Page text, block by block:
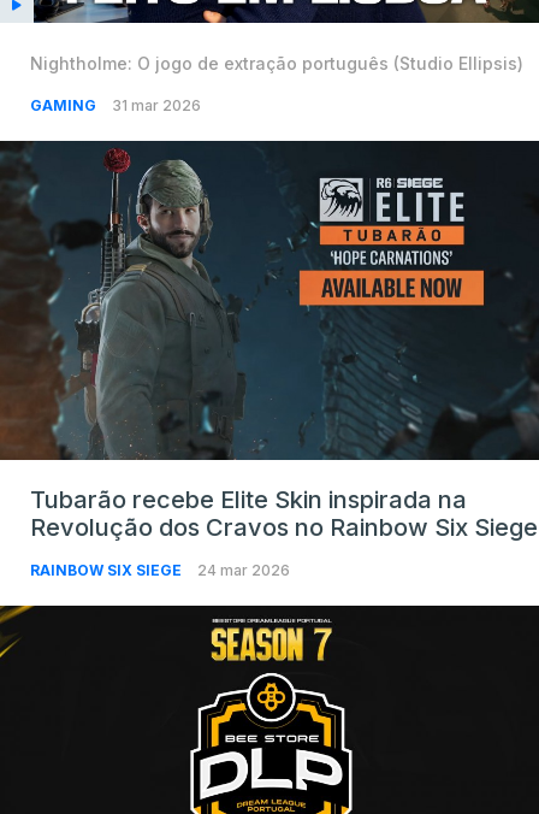
Nightholme: O jogo de extração português (Studio Ellipsis)
GAMING 31 mar 2026
Tubarão recebe Elite Skin inspirada na
Revolução dos Cravos no Rainbow Six Siege
RAINBOW SIX SIEGE 24 mar 2026